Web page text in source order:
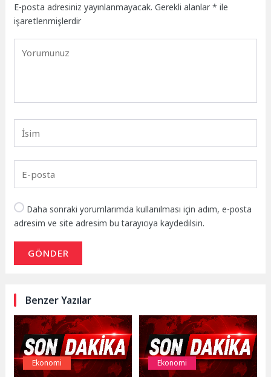
E-posta adresiniz yayınlanmayacak. Gerekli alanlar* ile
işaretlenmişlerdir
Daha sonraki yorumlarımda kullanılması için adım, e-posta
adresim ve site adresim bu tarayıcıya kaydedilsin.
GÖNDER
Benzer Yazılar
Ekonomi Ekonomi